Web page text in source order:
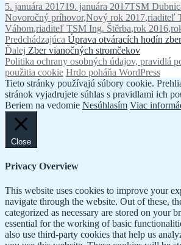
Publikované
5. januára 201719. januára 2017Autor
TSM
Novoročný príhovor,Nový rok 2017,riaditeľ
Váhom,riaditeľ TSM Ing. Štěrba,rok 2016,
Navigácia
v
článku
Predchádzajúca Predchádzajúci
článok:
Úprava otváracích hodín
Ďalej Ďalší
článok:
Zber vianočných stromčekov
Politika ochrany osobných údajov, pravidlá
použitia cookie Hrdo poháňa WordPress
Tieto stránky používajú súbory cookie.
stránok vyjadrujete súhlas s pravidlami ich
Beriem na vedomie Nesúhlasím Viac
Close
Privacy Overview
This website uses cookies to improve your
navigate through the website. Out of these,
categorized as necessary are stored on your
essential for the working of basic
also use third-party cookies that help us